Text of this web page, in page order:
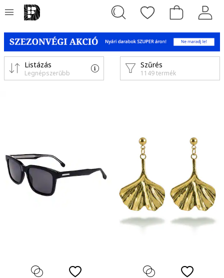
Szűrés
1149 termék
Listázás
Legnépszerűbb